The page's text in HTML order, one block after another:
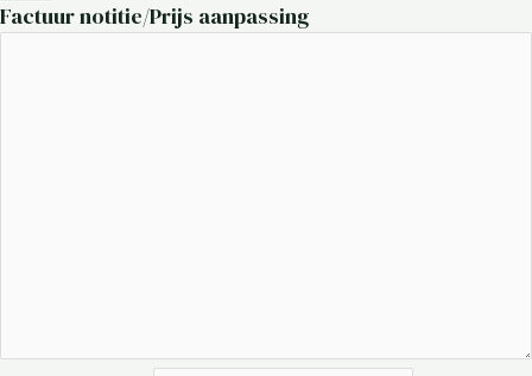
Factuur notitie/Prijs aanpassing